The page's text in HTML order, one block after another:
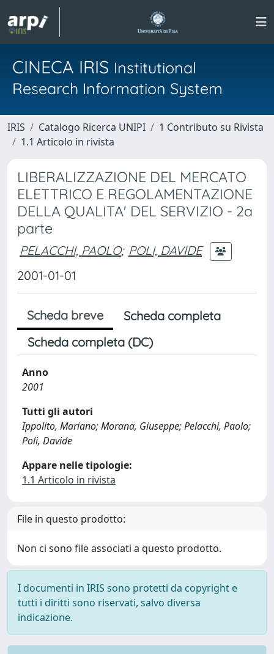
CINECA IRIS Institutional
Research Information System
IRIS Catalogo Ricerca UNIPI
1 Contributo su Rivista
1.1 Articolo in rivista
LIBERALIZZAZIONE DEL MERCATO
ELETTRICO E REGOLAMENTAZIONE
DELLA QUALITA' DEL SERVIZIO - 2a
parte
PELACCHI, PAOLO; POLI, DAVIDE
2001-01-01
Scheda breve
Scheda completa
Scheda completa (DC)
Anno
2001
Tutti gli autori
Ippolito, Mariano; Morana, Giuseppe; Pelacchi, Paolo;
Poli, Davide
Appare nelle tipologie:
1.1 Articolo in rivista
File in questo prodotto:
Non ci sono file associati a questo prodotto.
I documenti in IRIS sono protetti da copyright e
tutti i diritti sono riservati, salvo diversa
indicazione.